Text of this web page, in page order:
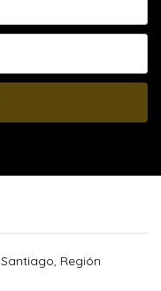
Región